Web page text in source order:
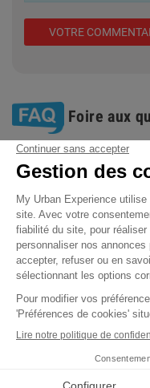
VOIR
VOTRE
Foire aux
Switch to
English
Découvrez
notre
instagram